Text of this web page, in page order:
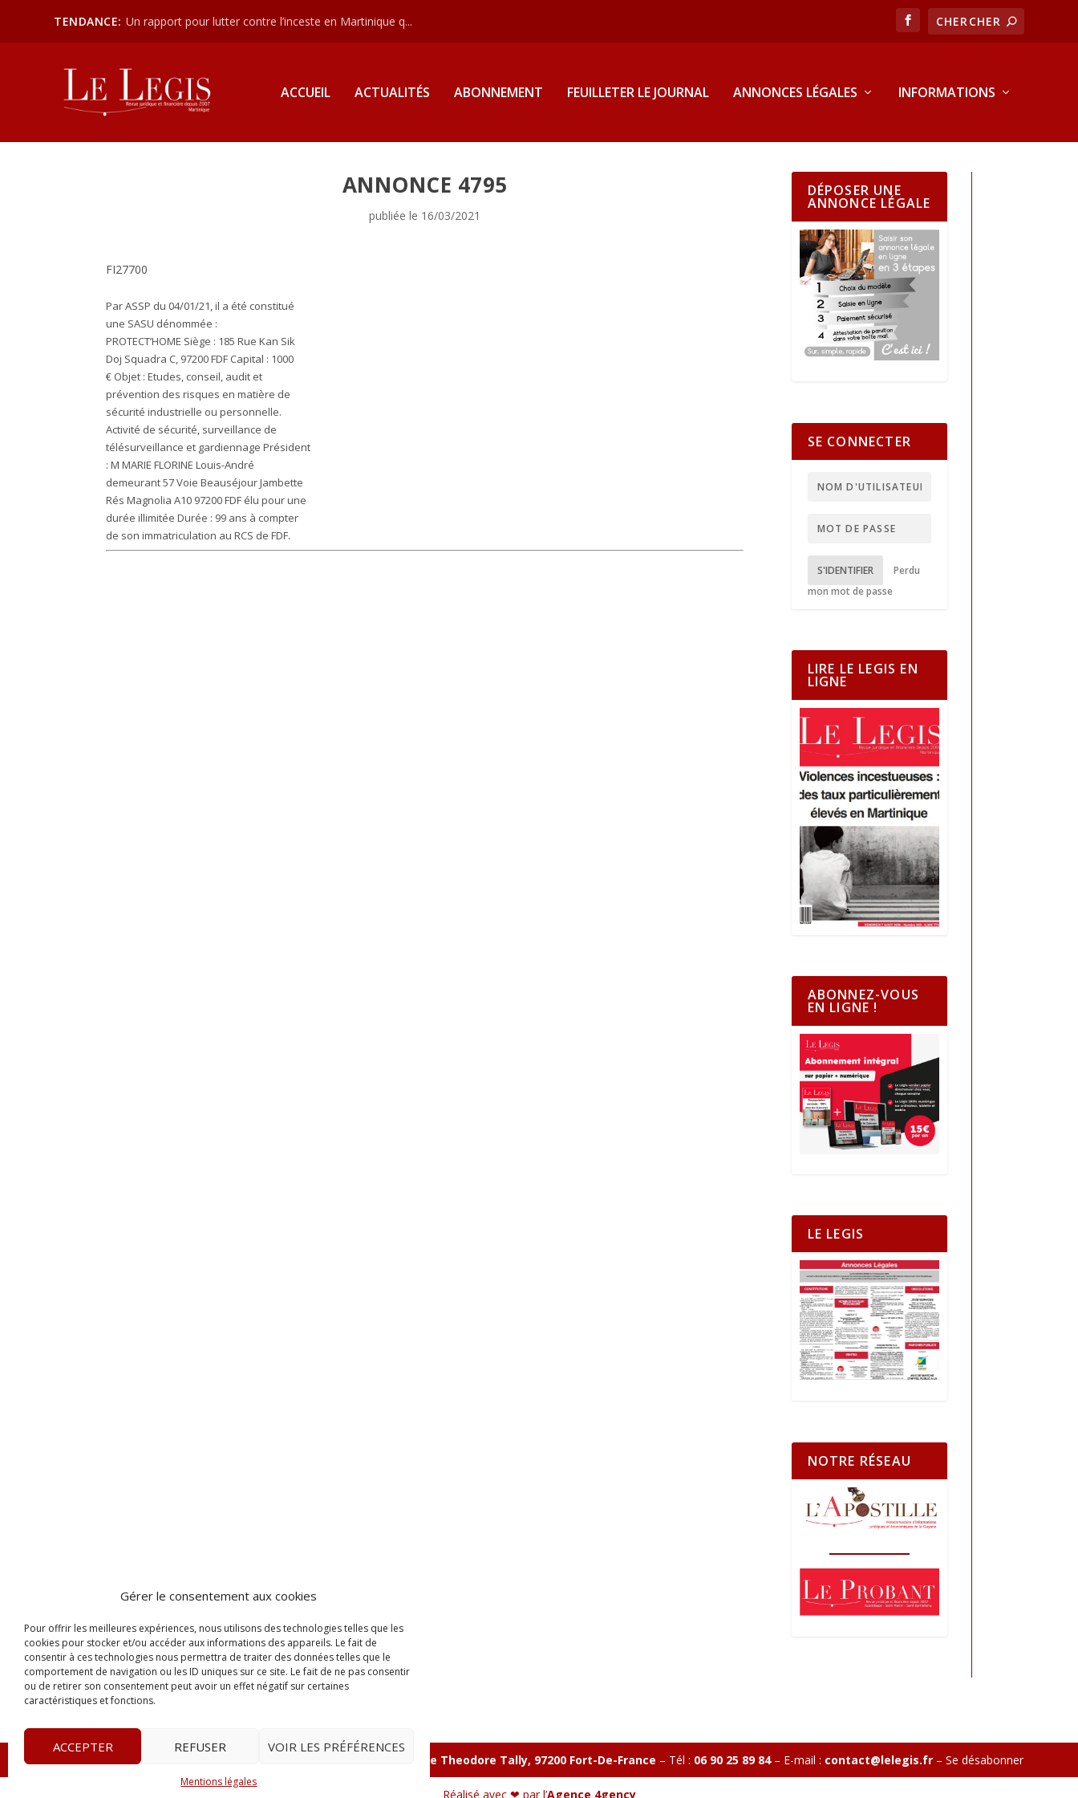
Gérer le consentement aux cookies
Pour offrir les meilleures expériences, nous utilisons des technologies telles que les
cookies pour stocker et/ou accéder aux informations des appareils. Le fait de
consentir à ces technologies nous permettra de traiter des données telles que le
comportement de navigation ou les ID uniques sur ce site. Le fait de ne pas consentir
ou de retirer son consentement peut avoir un effet négatif sur certaines
caractéristiques et fonctions.
ACCEPTER REFUSER VOIR LES PRÉFÉRENCES
Mentions légales
TENDANCE: Un rapport pour lutter contre l’inceste en Martinique q...
ACCUEIL ACTUALITÉS ABONNEMENT FEUILLETER LE JOURNAL ANNONCES LÉGALES INFORMATIONS
ANNONCE 4795
publiée le 16/03/2021
FI27700
Par ASSP du 04/01/21, il a été constitué
une SASU dénommée :
PROTECT’HOME Siège : 185 Rue Kan Sik
Doj Squadra C, 97200 FDF Capital : 1000
€ Objet : Etudes, conseil, audit et
prévention des risques en matière de
sécurité industrielle ou personnelle.
Activité de sécurité, surveillance de
télésurveillance et gardiennage Président
: M MARIE FLORINE Louis-André
demeurant 57 Voie Beauséjour Jambette
Rés Magnolia A10 97200 FDF élu pour une
durée illimitée Durée : 99 ans à compter
de son immatriculation au RCS de FDF.
DÉPOSER UNE
ANNONCE LÉGALE
SE CONNECTER
S'IDENTIFIER
Perdu
mon mot de passe
LIRE LE LEGIS EN
LIGNE
ABONNEZ-VOUS
EN LIGNE !
LE LEGIS
NOTRE RÉSEAU
Le Legis Zone Franche Cité Dillon 365 B rue Theodore Tally, 97200 Fort-De-France – Tél : 06 90 25 89 84– E-mail : contact@lelegis.fr– Se désabonner
Réalisé avec ❤ par l’Agence 4gency